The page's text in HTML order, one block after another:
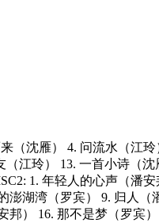
（沈雁） 4. 问流水（江
江玲） 13. 一首小诗（
1. 年轻人的心声（潘
湖湾（罗宾） 9. 归人
邦） 16. 那不是梦（罗